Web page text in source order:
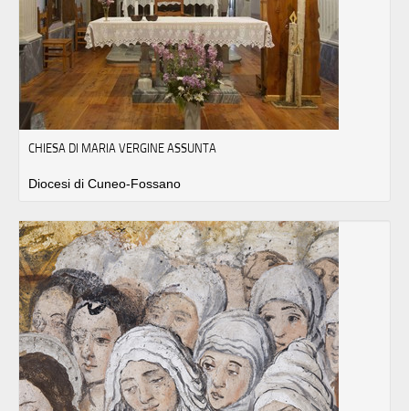
CHIESA DI MARIA VERGINE ASSUNTA
Diocesi di Cuneo-Fossano